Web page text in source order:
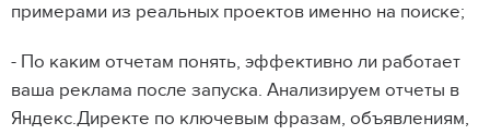
примерами из реальных проектов именно на поиске;
- По каким отчетам понять, эффективно ли работает
ваша реклама после запуска. Анализируем отчеты в
Яндекс.Директе по ключевым фразам, объявлениям,